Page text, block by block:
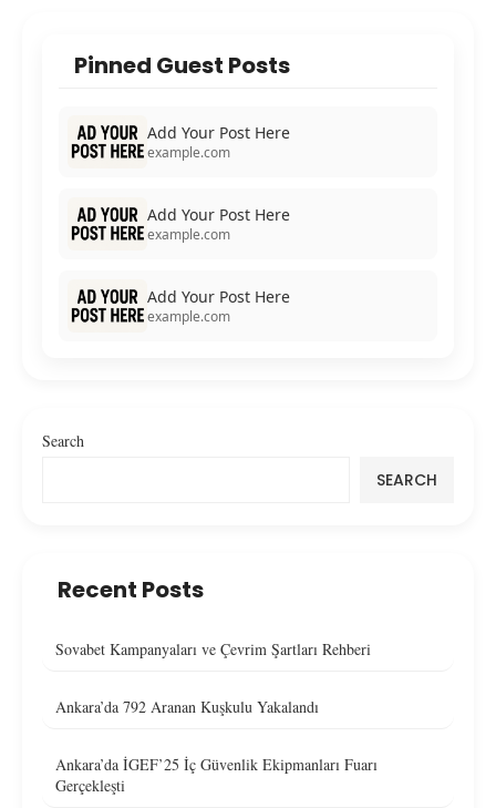
Pinned Guest Posts
Add Your Post Here
example.com
Add Your Post Here
example.com
Add Your Post Here
example.com
Search
SEARCH
Recent Posts
Sovabet Kampanyaları ve Çevrim Şartları Rehberi
Ankara’da 792 Aranan Kuşkulu Yakalandı
Ankara’da İGEF’25 İç Güvenlik Ekipmanları Fuarı
Gerçekleşti